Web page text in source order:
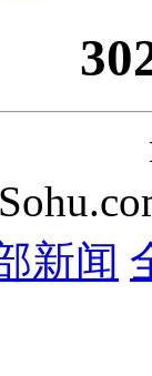
新闻